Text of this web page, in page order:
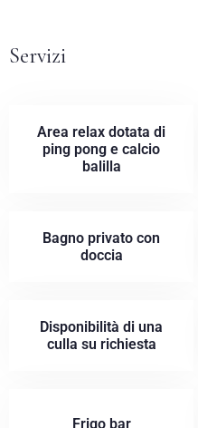
Servizi
Area relax dotata di
ping pong e calcio
balilla
Bagno privato con
doccia
Disponibilità di una
culla su richiesta
Frigo bar